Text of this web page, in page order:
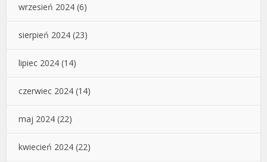
wrzesień 2024 (6)
sierpień 2024 (23)
lipiec 2024 (14)
czerwiec 2024 (14)
maj 2024 (22)
kwiecień 2024 (22)